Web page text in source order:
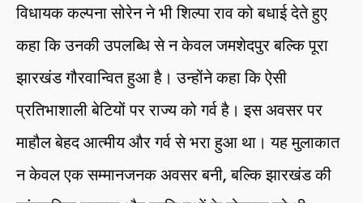
विधायक कल्पना सोरेन ने भी शिल्पा राव को बधाई देते हुए
कहा कि उनकी उपलब्धि से न केवल जमशेदपुर बल्कि पूरा
झारखंड गौरवान्वित हुआ है। उन्होंने कहा कि ऐसी
प्रतिभाशाली बेटियों पर राज्य को गर्व है। इस अवसर पर
माहौल बेहद आत्मीय और गर्व से भरा हुआ था। यह मुलाकात
न केवल एक सम्मानजनक अवसर बनी, बल्कि झारखंड की